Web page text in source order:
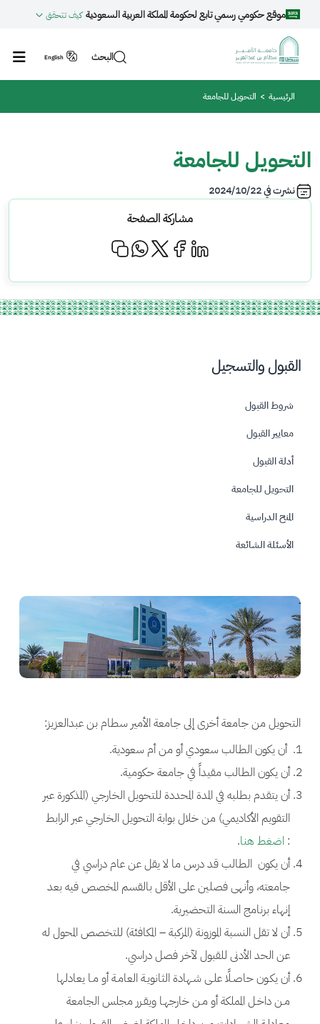
تجاوز إلى المحتوى الرئيسي
موقع حكومي رسمي تابع لحكومة المملكة العربية السعودية كيف تتحقق
البحث English
مسار التنقل
الرئيسية التحويل للجامعة
التحويل للجامعة
نشرت في2024/10/22
مشاركة الصفحة
القبول والتسجيل
شروط القبول
معايير القبول
أدلة القبول
التحويل للجامعة
المنح الدراسية
الأسئلة الشائعة
الصورة
التحويل من جامعة أخرى إلى جامعة الأمير سطام بن عبدالعزيز:
أن يكون الطالب سعودي أو من أم سعودية.
أن يكون الطالب مقيداً في جامعة حكومية.
أن يتقدم بطلبه في المدة المحددة للتحويل الخارجي (المذكورة عبر
التقويم الأكاديمي) من خلال بوابة التحويل الخارجي عبر الرابط
: اضغط هنا.
أن يكون الطالب قد درس ما لا يقل عن عام دراسي في
جامعته، وأنهى فصلين على الأقل بالقسم المخصص فيه بعد
إنهاء برنامج السنة التحضيرية.
أن لا تقل النسبة الموزونة (المركبة – المكافئة) للتخصص المحول له
عن الحد الأدنى للقبول لآخر فصل دراسي.
أن يكـون حاصـلًا علـى شـهادة الثانويـة العامـة أو مـا يعادلها
مـن داخـل المملكة أو مـن خارجهـا ويقـرر مجلس الجامعة